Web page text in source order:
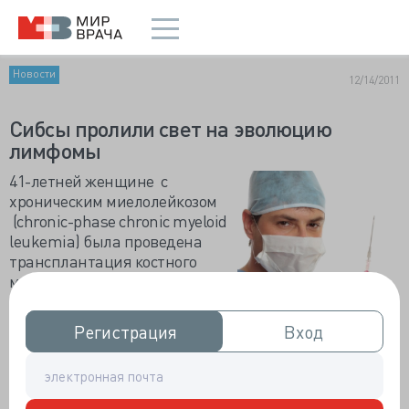
Регистрация
Регистрация Вход
Вход
Новости 12/14/2011
Сибсы пролили свет на эволюцию
лимфомы
41-летней женщине с
хроническим миелолейкозом
(chronic-phase chronic myeloid
leukemia) была проведена
трансплантация костного
мозга и последующая инфузия
лейкоцитарной массы от
родной сестры. Такое лечение
позволило ей вступить в
семь лет спустя у обеих сестер
развилась фолликулярная